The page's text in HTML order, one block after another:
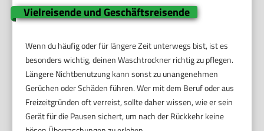
Vielreisende und Geschäftsreisende
Wenn du häufig oder für längere Zeit unterwegs bist, ist es
besonders wichtig, deinen Waschtrockner richtig zu pflegen.
Längere Nichtbenutzung kann sonst zu unangenehmen
Gerüchen oder Schäden führen. Wer mit dem Beruf oder aus
Freizeitgründen oft verreist, sollte daher wissen, wie er sein
Gerät für die Pausen sichert, um nach der Rückkehr keine